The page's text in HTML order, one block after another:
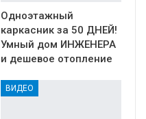
Одноэтажный
каркасник за 50 ДНЕЙ!
Умный дом ИНЖЕНЕРА
и дешевое отопление
ВИДЕО